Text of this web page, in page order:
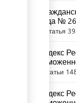
года №
Статья
Кодекс
Статьи
Кодекс